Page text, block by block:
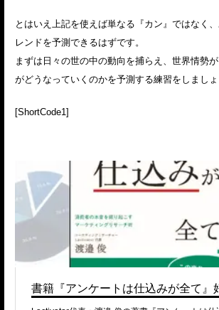
とはいえ上記を使えば単なる『カン』ではなく
レンドを予測できるはずです。
まずは日々の世の中の動向を捕らえ、世界情勢
がどうなっていくのかを予測する練習をしましょ
[ShortCode1]
書籍『アンケートは仕込みが全て』